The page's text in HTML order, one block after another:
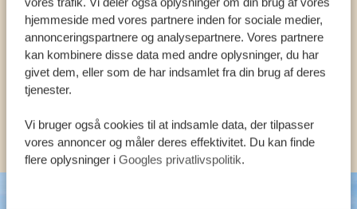
hjemmeside med vores partnere inden for sociale medier,
annonceringspartnere og analysepartnere. Vores partnere
kan kombinere disse data med andre oplysninger, du har
givet dem, eller som de har indsamlet fra din brug af deres
tjenester.
Vi bruger også cookies til at indsamle data, der tilpasser
vores annoncer og måler deres effektivitet. Du kan finde
flere oplysninger i Googles privatlivspolitik.
HJÆLPE DIG
DA:+4589878233
KONTAKT OS